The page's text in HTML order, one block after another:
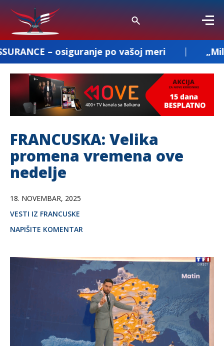
po vašoj meri „Milenkovic
FRANCUSKA: Velika
promena vremena ove
nedelje
18. NOVEMBAR, 2025
VESTI IZ FRANCUSKE
NAPIŠITE KOMENTAR